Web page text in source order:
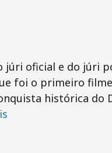
oficial e do júri
foi o primeiro
histórica do